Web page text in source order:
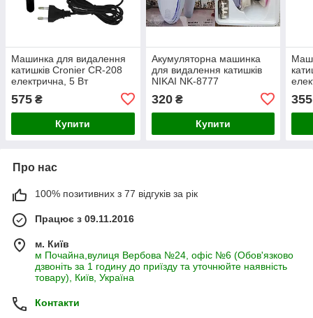
Машинка для видалення
катишків Cronier CR-208
електрична, 5 Вт
575 ₴
Купити
Акумуляторна машинка
для видалення катишків
NIKAI NK-8777
320₴
Купити
355
Про нас
100% позитивних з 77 відгуків за рік
Працює з 09.11.2016
м. Київ
м Почайна,вулиця Вербова №24, офіс №6 (Обов'язково
дзвоніть за 1 годину до приїзду та уточнюйте наявність
товару), Київ, Україна
Контакти